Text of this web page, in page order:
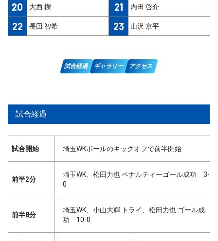
20 大西 樹 21 内田 啓介
22 長田 智希 23 山沢 京平
試合経過 ギャラリー アクセス
試合経過
試合開始 埼玉WKボールのキックオフで前半開始
前半2分
埼玉WK、松田力也 ペナルティーゴール成功 3-
0
前半8分
埼玉WK、小山大輝 トライ、松田力也 ゴール成
功 10-0